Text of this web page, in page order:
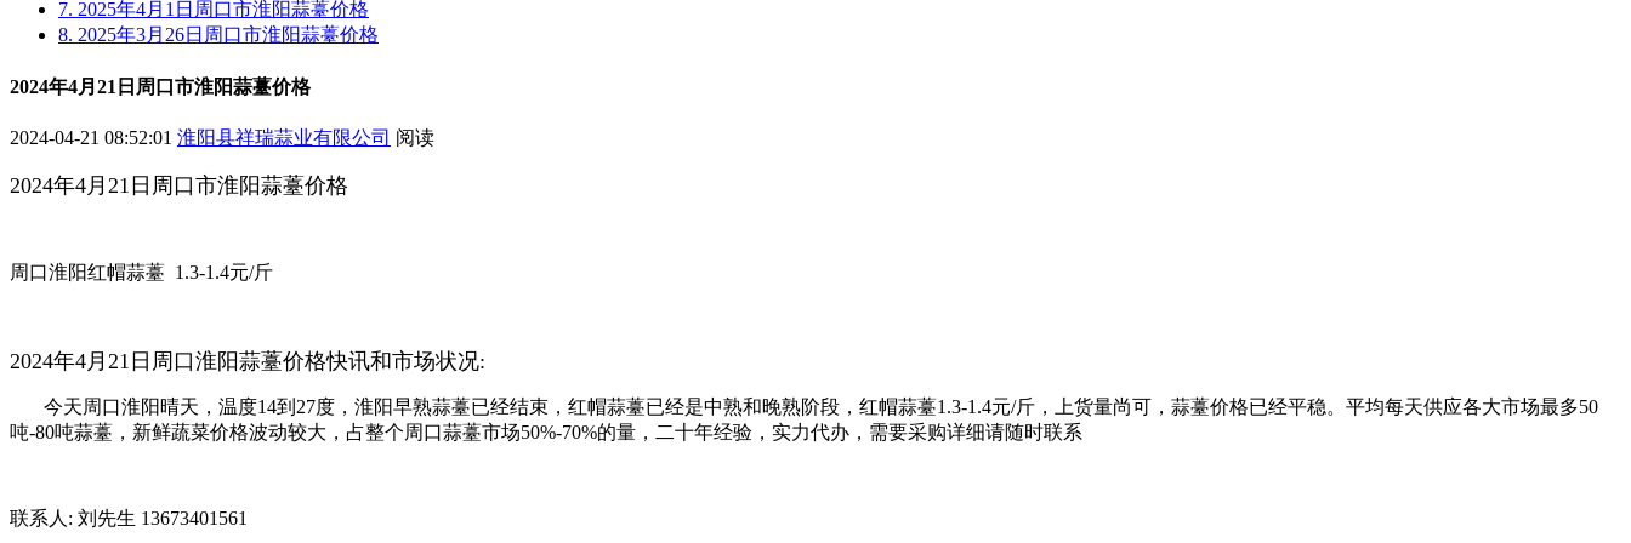
7. 2025年4月1日周口市淮阳蒜薹价格
8. 2025年3月26日周口市淮阳蒜薹价格
2024年4月21日周口市淮阳蒜薹价格
2024-04-21 08:52:01 淮阳县祥瑞蒜业有限公司 阅读
2024年4月21日周口市淮阳蒜薹价格
周口淮阳红帽蒜薹 1.3-1.4元/斤
2024年4月21日周口淮阳蒜薹价格快讯和市场状况:
今天周口淮阳晴天，温度14到27度 ，淮阳早熟蒜薹已经结束，红帽蒜薹已经是中熟和晚熟阶段，红帽蒜薹1.3-1.4元/斤，上货量尚可，蒜薹价格已经平稳。 平均每天供应各大市场最多50
吨-80吨蒜薹， 新鲜蔬菜价格波动较大， 占整个周口蒜薹市场50%-70%的量，二十年经验，实力代办，需要采购详细请随时联系
联系人: 刘先生 13673401561